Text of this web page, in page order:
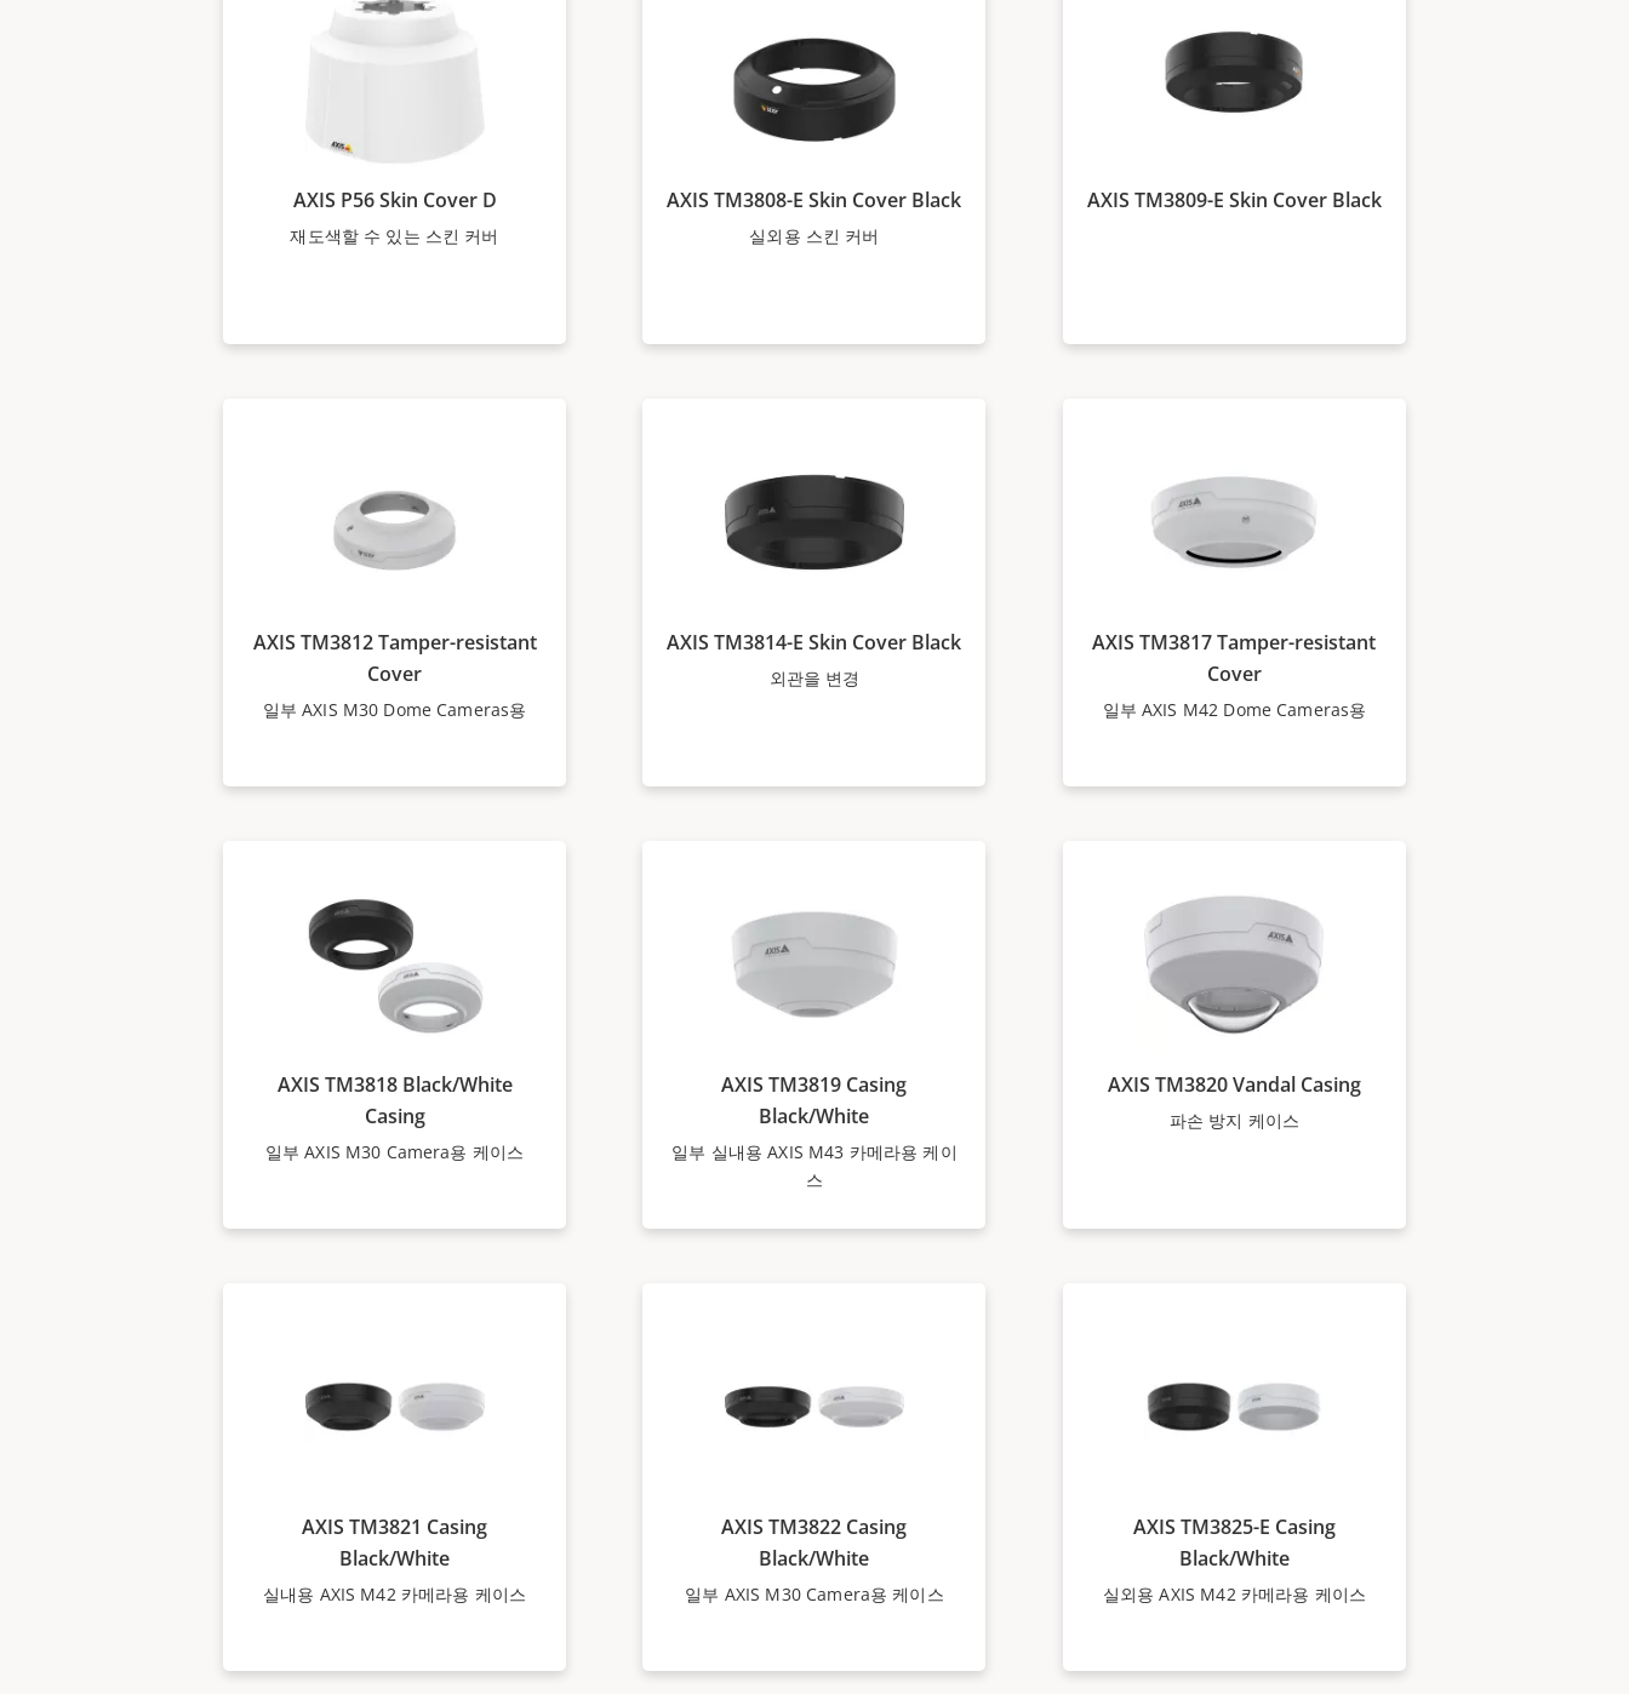
AXIS P56 Skin Cover D
재도색할 수 있는 스킨 커버
AXIS TM3808-E Skin Cover Black
실외용 스킨 커버
AXIS TM3809-E Skin Cover Black
AXIS TM3812 Tamper-resistant
Cover
일부 AXIS M30 Dome Cameras용
AXIS TM3814-E Skin Cover Black
외관을 변경
AXIS TM3817 Tamper-resistant
Cover
일부 AXIS M42 Dome Cameras용
AXIS TM3818 Black/White
Casing
일부 AXIS M30 Camera용 케이스
AXIS TM3819 Casing
Black/White
일부 실내용 AXIS M43 카메라용 케이
스
AXIS TM3820 Vandal Casing
파손 방지 케이스
AXIS TM3821 Casing
Black/White
실내용 AXIS M42 카메라용 케이스
AXIS TM3822 Casing
Black/White
일부 AXIS M30 Camera용 케이스
AXIS TM3825-E Casing
Black/White
실외용 AXIS M42 카메라용 케이스